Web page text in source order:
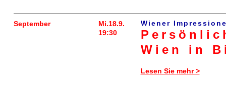
September
Mi.18.9.
19:30
Wiener
Wien in
Lesen Sie mehr >